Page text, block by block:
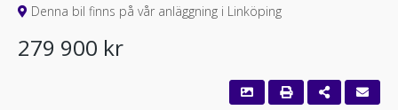
Denna bil finns på vår anläggning i Linköping
279 900 kr